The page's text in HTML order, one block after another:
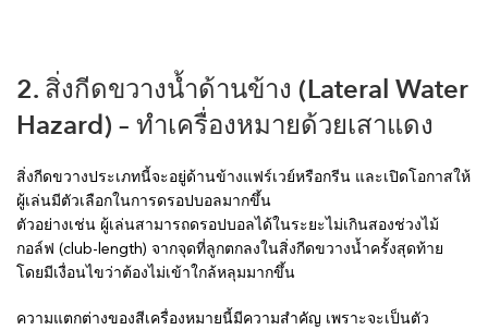
2. สิ่งกีดขวางน้ำด้านข้าง (Lateral Water
Hazard) – ทำเครื่องหมายด้วยเสาแดง
สิ่งกีดขวางประเภทนี้จะอยู่ด้านข้างแฟร์เวย์หรือกรีน และเปิดโอกาสให้
ผู้เล่นมีตัวเลือกในการดรอปบอลมากขึ้น
ตัวอย่างเช่น ผู้เล่นสามารถดรอปบอลได้ในระยะไม่เกินสองช่วงไม้
กอล์ฟ (club-length) จากจุดที่ลูกตกลงในสิ่งกีดขวางน้ำครั้งสุดท้าย
โดยมีเงื่อนไขว่าต้องไม่เข้าใกล้หลุมมากขึ้น
ความแตกต่างของสีเครื่องหมายนี้มีความสำคัญ เพราะจะเป็นตัว